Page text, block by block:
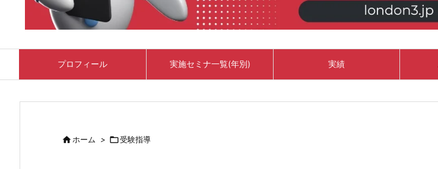
プロフィール 実施セミナ一覧(年別) 実績
ホーム > 受験指導